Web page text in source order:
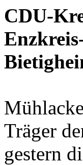
CDU-
Träger
gestern